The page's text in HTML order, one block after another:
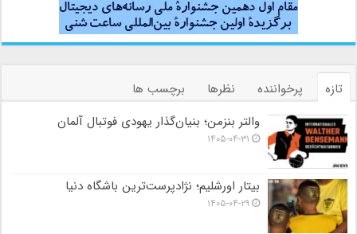
تازه پرخواننده نظرها
برچسب ها
والتر بنزمن؛ بنیان‌گذار یهودی فوتبال آلمان
۱۴۰۵-۰۴-۳۱
بیتار اورشلیم؛ نژادپرست‌ترین باشگاه دنیا
۱۴۰۵-۰۴-۲۹